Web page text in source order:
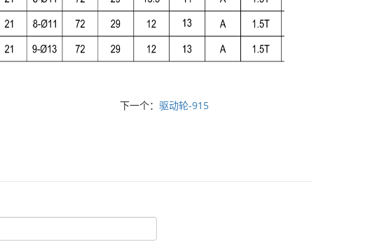
下一个： 驱动轮-915